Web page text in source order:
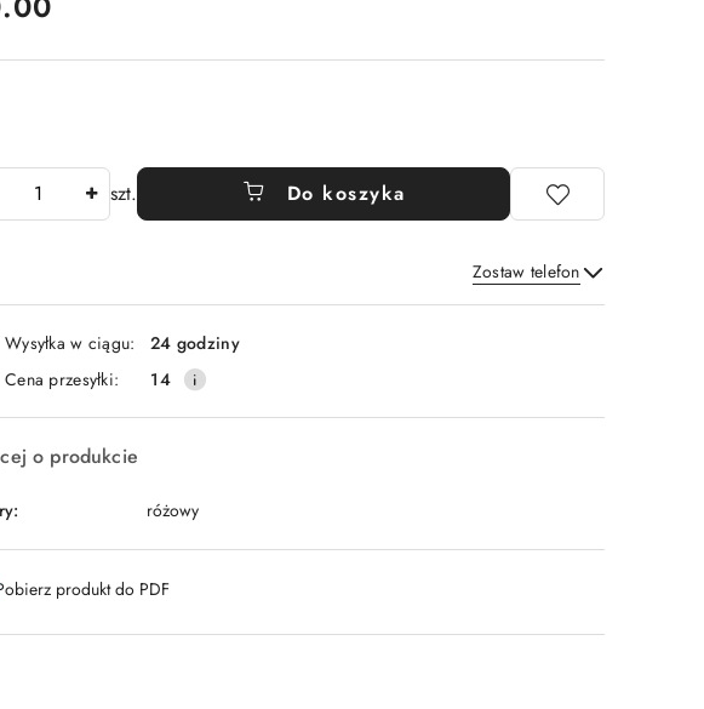
szt. Do koszyka
Zostaw telefon
Wyślij
Wysyłka w ciągu:
24 godziny
Cena przesyłki:
14
o produkcie
różowy
produkt do PDF